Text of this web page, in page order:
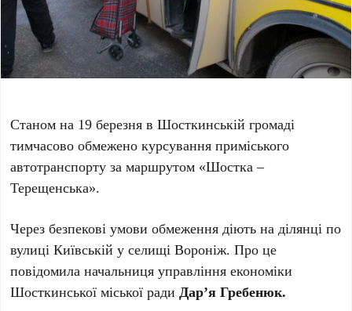
Станом на 19 березня в Шосткинській громаді
тимчасово обмежено курсування приміського
автотранспорту за маршрутом «Шостка –
Терещенська».
Через безпекові умови обмеження діють на ділянці по
вулиці Київській у селищі Вороніж. Про це
повідомила начальниця управління економіки
Шосткинської міської радиДар’я Гребенюк.